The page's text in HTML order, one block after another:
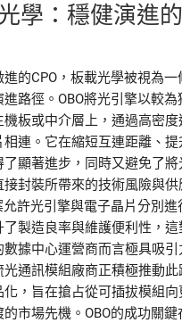
學：穩健演進
進的CPO，板載光學被視為
進路徑。OBO將光引擎以較
機板或中介層上，通過高密度
相連。它在縮短互連距離、
了顯著進步，同時又避免了
接封裝所帶來的技術風險與供
允許光引擎與電子晶片分別進
了製造良率與維護便利性，
據中心運營商而言極具吸引
光通訊模組廠商正積極推動
化，旨在搶占從可插拔模組
的市場先機。OBO的成功關鍵